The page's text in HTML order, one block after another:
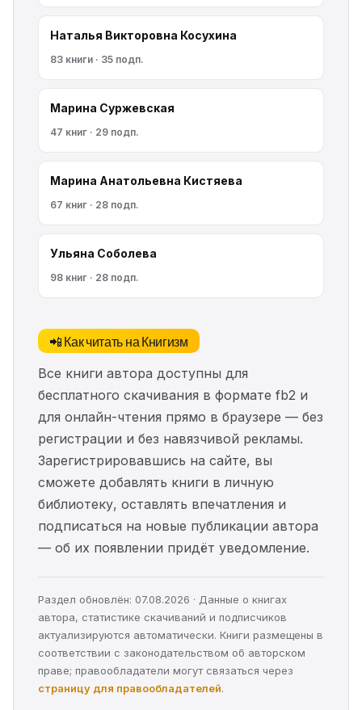
Наталья Викторовна Косухина
83 книги · 35 подп.
Марина Cyржевcкая
47 книг · 29 подп.
Марина Анатольевна Кистяева
67 книг · 28 подп.
Ульяна Соболева
98 книг · 28 подп.
📲 Как читать на Книгизм
Все книги автора доступны для
бесплатного скачивания в формате fb2 и
для онлайн-чтения прямо в браузере — без
регистрации и без навязчивой рекламы.
Зарегистрировавшись на сайте, вы
сможете добавлять книги в личную
библиотеку, оставлять впечатления и
подписаться на новые публикации автора
— об их появлении придёт уведомление.
Раздел обновлён: 07.08.2026 · Данные о книгах
автора, статистике скачиваний и подписчиков
актуализируются автоматически. Книги размещены в
соответствии с законодательством об авторском
праве; правообладатели могут связаться через
страницу для правообладателей.